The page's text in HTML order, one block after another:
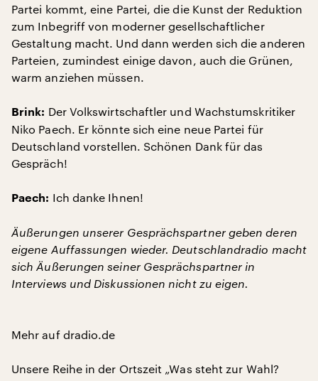
Partei kommt, eine Partei, die die Kunst der Reduktion
zum Inbegriff von moderner gesellschaftlicher
Gestaltung macht. Und dann werden sich die anderen
Parteien, zumindest einige davon, auch die Grünen,
warm anziehen müssen.
Brink: Der Volkswirtschaftler und Wachstumskritiker
Niko Paech. Er könnte sich eine neue Partei für
Deutschland vorstellen. Schönen Dank für das
Gespräch!
Paech: Ich danke Ihnen!
Äußerungen unserer Gesprächspartner geben deren
eigene Auffassungen wieder. Deutschlandradio macht
sich Äußerungen seiner Gesprächspartner in
Interviews und Diskussionen nicht zu eigen.
Mehr auf dradio.de
Unsere Reihe in der Ortszeit „Was steht zur Wahl?